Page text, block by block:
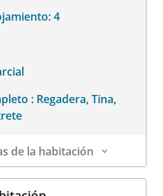
4
: Regadera, Tina,
de la habitación